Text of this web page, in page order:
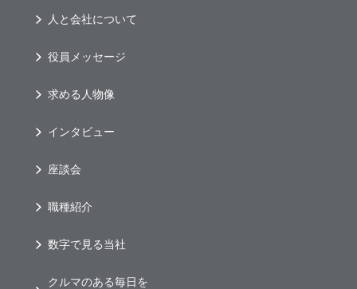
人と会社について
役員メッセージ
求める人物像
インタビュー
座談会
職種紹介
数字で見る当社
クルマのある毎日を